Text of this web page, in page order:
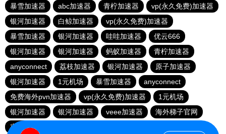
暴雪加速器
abc加速器 青柠加速器
vp(永久免费)加速器
银河加速器
白鲸加速器
vp(永久免费)加速器
暴雪加速器
银河加速器 哇哇加速器
优云666
银河加速器
银河加速器 蚂蚁加速器
青柠加速器
anyconnect
荔枝加速器 银河加速器
原子加速器
银河加速器
1元机场 暴雪加速器
anyconnect
免费海外pvn加速器
vp(永久免费)加速器
1元机场
银河加速器
银河加速器 veee加速器
海外梯子官网
蜜蜂加速器